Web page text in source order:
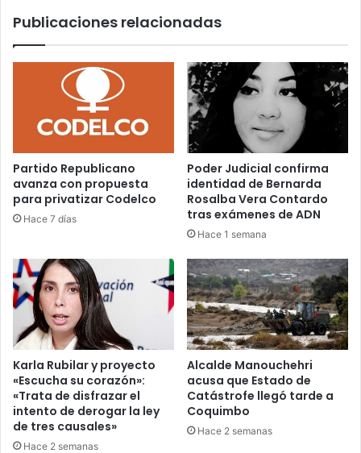
Publicaciones relacionadas
Partido Republicano
avanza con propuesta
para privatizar Codelco
Hace 7 días
Poder Judicial confirma
identidad de Bernarda
Rosalba Vera Contardo
tras exámenes de ADN
Hace 1 semana
Karla Rubilar y proyecto
«Escucha su corazón»:
«Trata de disfrazar el
intento de derogar la ley
de tres causales»
Hace 2 semanas
Alcalde Manouchehri
acusa que Estado de
Catástrofe llegó tarde a
Coquimbo
Hace 2 semanas